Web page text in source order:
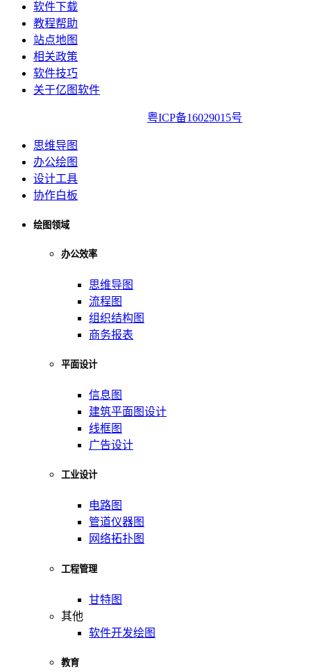
软件下载
教程帮助
站点地图
相关政策
软件技巧
关于亿图软件
粤ICP备16029015号
思维导图
办公绘图
设计工具
协作白板
绘图领域
办公效率
思维导图
流程图
组织结构图
商务报表
平面设计
信息图
建筑平面图设计
线框图
广告设计
工业设计
电路图
管道仪器图
网络拓扑图
工程管理
甘特图
其他
软件开发绘图
教育